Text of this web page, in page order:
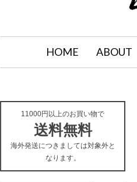
HOME ABOUT
11000円以上のお買い物で
送料無料
海外発送につきましては対象外と
なります。